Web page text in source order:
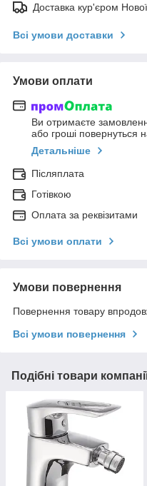
Доставка кур'єром
Всі умови доставки
Умови оплати
Ви отримаєте
або гроші повернуться
Детальніше
Післяплата
Готівкою
Оплата за реквізитами
Всі умови оплати
Умови повернення
Повернення товару
Всі умови повернення
Подібні товари